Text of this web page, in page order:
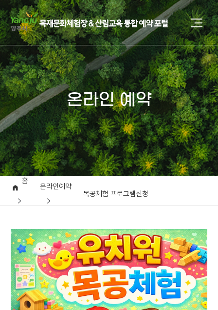
온라인 예약
홈
온라인예약
목공체험 프로그램신청